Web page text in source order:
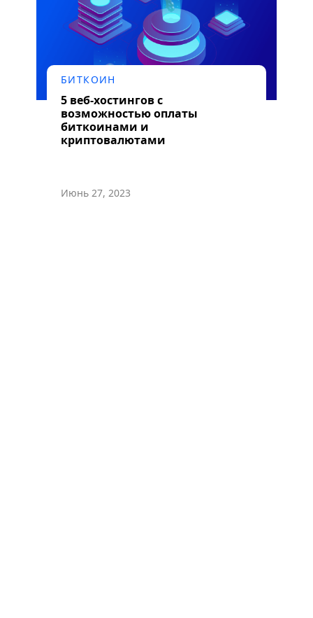
БИТКОИН
5 веб-хостингов с
возможностью оплаты
биткоинами и
криптовалютами
Июнь 27, 2023